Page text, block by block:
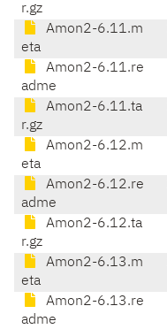
r.gz
Amon2-6.11.m
eta
Amon2-6.11.re
adme
Amon2-6.11.ta
r.gz
Amon2-6.12.m
eta
Amon2-6.12.re
adme
Amon2-6.12.ta
r.gz
Amon2-6.13.m
eta
Amon2-6.13.re
adme